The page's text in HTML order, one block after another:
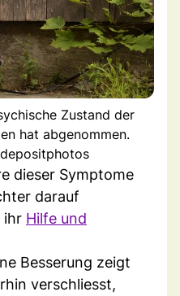
Zustand der
hat abgenommen.
dieser Symptome
darauf
ihr Hilfe und
Besserung zeigt
verschliesst,